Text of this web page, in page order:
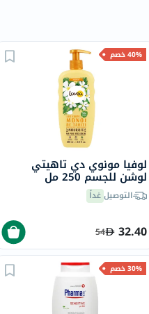
40% خصم
لوفيا مونوي دي تاهيتي
لوشن للجسم 250 مل
التوصيلغداً
32.40
54
30% خصم